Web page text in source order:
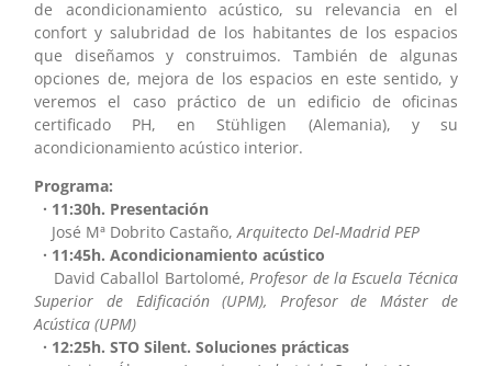
de acondicionamiento acústico, su relevancia en el
confort y salubridad de los habitantes de los espacios
que diseñamos y construimos. También de algunas
opciones de, mejora de los espacios en este sentido, y
veremos el caso práctico de un edificio de oficinas
certificado PH, en Stühligen (Alemania), y su
acondicionamiento acústico interior.
Programa:
· 11:30h. Presentación
José Mª Dobrito Castaño,Arquitecto Del-Madrid PEP
· 11:45h. Acondicionamiento acústico
David Caballol Bartolomé,Profesor de la Escuela Técnica
Superior de Edificación (UPM), Profesor de Máster de
Acústica (UPM)
· 12:25h. STO Silent. Soluciones prácticas